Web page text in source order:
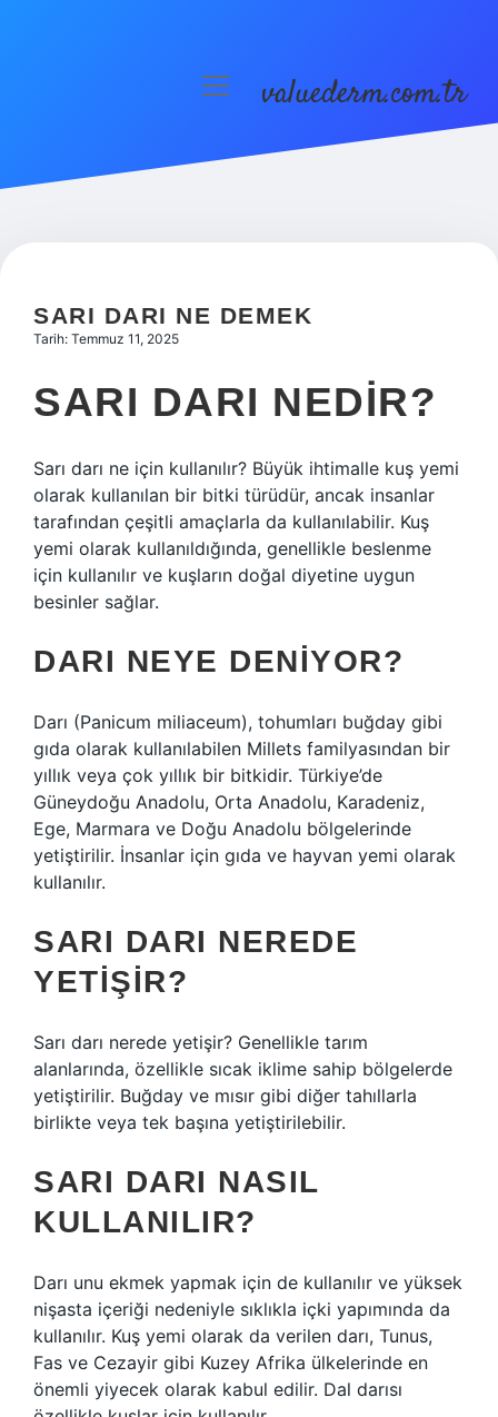
menüyüvaluederm.com.tr
SARI DARI NE DEMEK
Tarih: Temmuz 11, 2025
SARI DARI NEDIR?
Sarı darı ne için kullanılır? Büyük ihtimalle kuş yemi
olarak kullanılan bir bitki türüdür, ancak insanlar
tarafından çeşitli amaçlarla da kullanılabilir. Kuş
yemi olarak kullanıldığında, genellikle beslenme
için kullanılır ve kuşların doğal diyetine uygun
besinler sağlar.
DARI NEYE DENIYOR?
Darı (Panicum miliaceum), tohumları buğday gibi
gıda olarak kullanılabilen Millets familyasından bir
yıllık veya çok yıllık bir bitkidir. Türkiye’de
Güneydoğu Anadolu, Orta Anadolu, Karadeniz,
Ege, Marmara ve Doğu Anadolu bölgelerinde
yetiştirilir. İnsanlar için gıda ve hayvan yemi olarak
kullanılır.
SARI DARI NEREDE
YETIŞIR?
Sarı darı nerede yetişir? Genellikle tarım
alanlarında, özellikle sıcak iklime sahip bölgelerde
yetiştirilir. Buğday ve mısır gibi diğer tahıllarla
birlikte veya tek başına yetiştirilebilir.
SARI DARI NASIL
KULLANILIR?
Darı unu ekmek yapmak için de kullanılır ve yüksek
nişasta içeriği nedeniyle sıklıkla içki yapımında da
kullanılır. Kuş yemi olarak da verilen darı, Tunus,
Fas ve Cezayir gibi Kuzey Afrika ülkelerinde en
önemli yiyecek olarak kabul edilir. Dal darısı